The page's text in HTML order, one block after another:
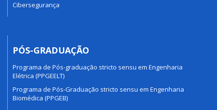
Cibersegurança
PÓS-GRADUAÇÃO
Programa de Pós-graduação stricto sensu em Engenharia
Elétrica (PPGEELT)
Programa de Pós-Graduação stricto sensu em Engenharia
Biomédica (PPGEB)